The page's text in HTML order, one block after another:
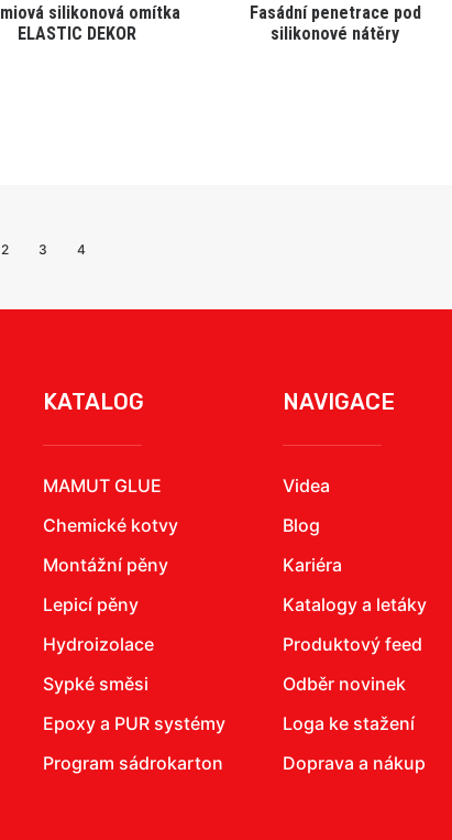
silikonová omítka
ELASTIC DEKOR
Fasádní penetrace pod
silikonové nátěry
2 3 4
KATALOG
MAMUT GLUE
Chemické kotvy
Montážní pěny
Lepicí pěny
Hydroizolace
Sypké směsi
Epoxy a PUR systémy
Program sádrokarton
NAVIGACE
Videa
Blog
Kariéra
Katalogy a letáky
Produktový feed
Odběr novinek
Loga ke stažení
Doprava a nákup